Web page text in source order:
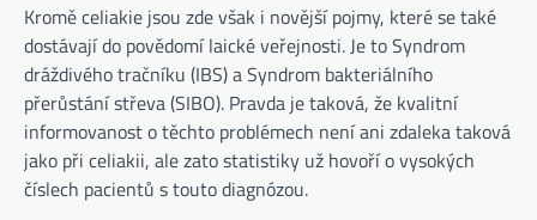
Kromě celiakie jsou zde však i novější pojmy, které se také
dostávají do povědomí laické veřejnosti. Je to Syndrom
dráždivého tračníku (IBS) a Syndrom bakteriálního
přerůstání střeva (SIBO). Pravda je taková, že kvalitní
informovanost o těchto problémech není ani zdaleka taková
jako při celiakii, ale zato statistiky už hovoří o vysokých
číslech pacientů s touto diagnózou.